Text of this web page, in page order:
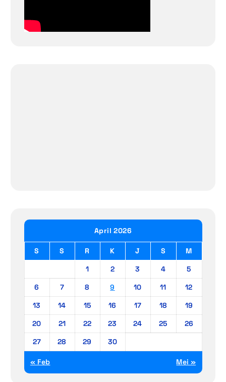
April 2026
S S R K J S
M
1
2 3 4
5
6
7 8 9 10 11
12
13
14 15 16 17 18
19
20
21 22 23 24 25
26
27
28 29 30
« Feb Mei »